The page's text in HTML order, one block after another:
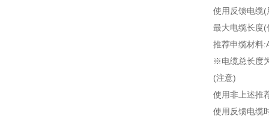
使用反馈电缆
最大电缆长度
推荐申缆材料
※电缆总长度
(注意)
使用非上述推
使用反馈电缆